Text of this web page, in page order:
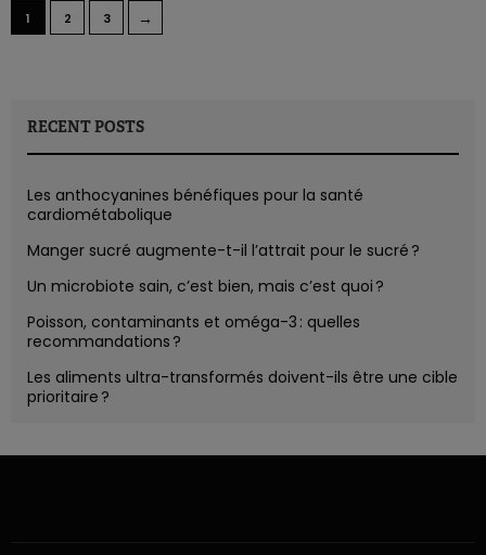
1 2 3 →
RECENT POSTS
Les anthocyanines bénéfiques pour la santé
cardiométabolique
Manger sucré augmente-t-il l’attrait pour le sucré ?
Un microbiote sain, c’est bien, mais c’est quoi ?
Poisson, contaminants et oméga-3 : quelles
recommandations ?
Les aliments ultra-transformés doivent-ils être une cible
prioritaire ?